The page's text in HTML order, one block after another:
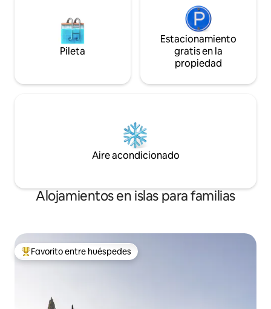
Pileta
Estacionamiento
gratis en la
propiedad
Aire acondicionado
Alojamientos en islas para familias
Favorito entre los huéspedes más destacados
Favorito entre huéspedes